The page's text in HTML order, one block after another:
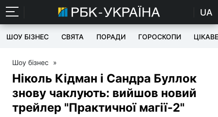
UA
ШОУ БІЗНЕС СВЯТА ПОРАДИ ГОРОСКОПИ ЦІКАВЕ
Шоу бізнес »
Ніколь Кідман і Сандра Буллок
знову чаклують: вийшов новий
трейлер "Практичної магії-2"